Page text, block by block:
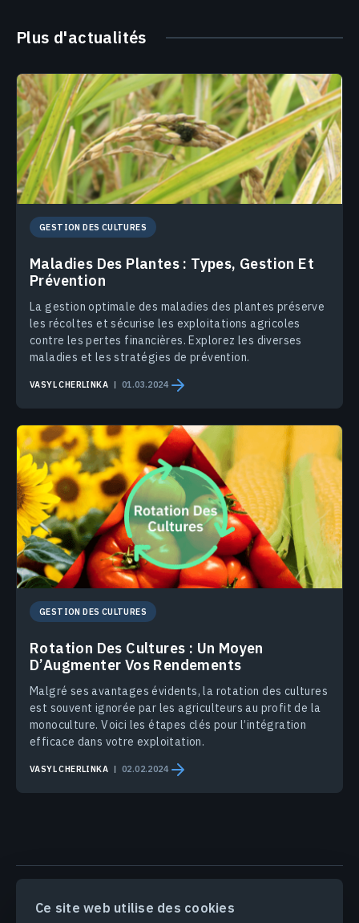
Ce site web utilise des cookies
Plus d'actualités
GESTION DES CULTURES
Maladies Des Plantes : Types, Gestion Et
Prévention
La gestion optimale des maladies des plantes préserve
les récoltes et sécurise les exploitations agricoles
contre les pertes financières. Explorez les diverses
maladies et les stratégies de prévention.
VASYL CHERLINKA 01.03.2024
GESTION DES CULTURES
Rotation Des Cultures : Un Moyen
D’Augmenter Vos Rendements
Malgré ses avantages évidents, la rotation des cultures
est souvent ignorée par les agriculteurs au profit de la
monoculture. Voici les étapes clés pour l’intégration
efficace dans votre exploitation.
VASYL CHERLINKA 02.02.2024